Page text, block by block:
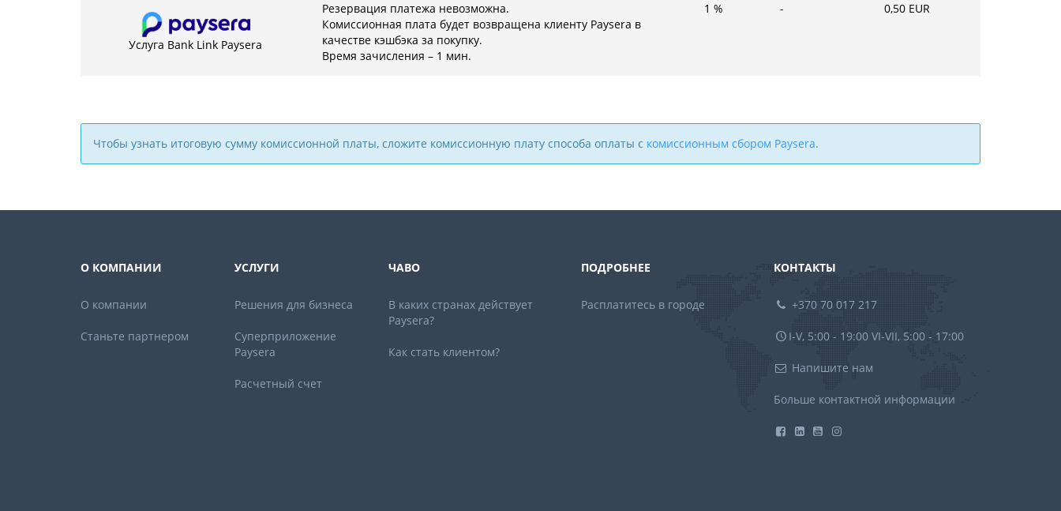
Услуга Bank Link Paysera
Резервация платежа невозможна.
Комиссионная плата будет возвращена клиенту Paysera в
качестве кэшбэка за покупку.
Время зачисления – 1 мин.
1 % - 0,50 EUR
Чтобы узнать итоговую сумму комиссионной платы, сложите комиссионную плату способа оплаты с комиссионным сбором Paysera.
О КОМПАНИИ
О компании
Станьте партнером
УСЛУГИ
Решения для бизнеса
Суперприложение
Paysera
Расчетный счет
ЧАВО
В каких странах действует
Paysera?
Как стать клиентом?
ПОДРОБНЕЕ
Расплатитесь в городе
КОНТАКТЫ
+370 70 017 217
I-V, 5:00 - 19:00 VI-VII, 5:00 - 17:00
Напишите нам
Больше контактной информации